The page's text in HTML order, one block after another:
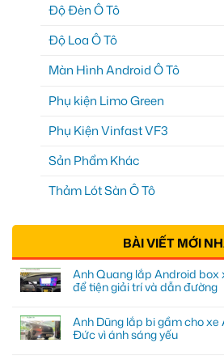
Độ Đèn Ô Tô
Độ Loa Ô Tô
Màn Hình Android Ô Tô
Phụ kiện Limo Green
Phụ Kiện Vinfast VF3
Sản Phẩm Khác
Thảm Lót Sàn Ô Tô
BÀI VIẾT MỚI
Anh Quang lắp Android box
để tiện giải trí và dẫn đường
Anh Dũng lắp bi gầm cho
Đức vì ánh sáng yếu